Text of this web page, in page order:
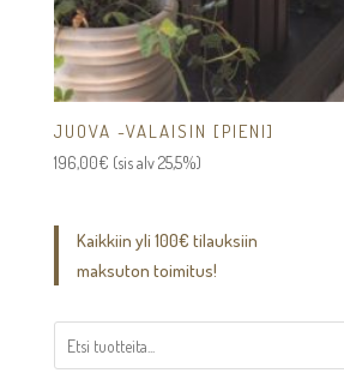
JUOVA -VALAISIN [PIENI]
196,00€ (sis alv 25,5%)
Kaikkiin yli 100€ tilauksiin
maksuton toimitus!